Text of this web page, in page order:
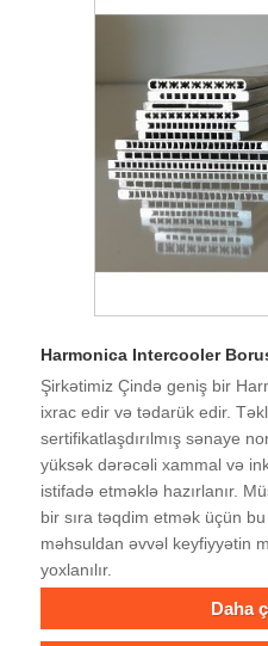
Harmonica Intercooler
Şirkətimiz Çində geniş bir
ixrac edir və tədarük edir.
sertifikatlaşdırılmış sənaye
yüksək dərəcəli xammal və
istifadə etməklə hazırlanır.
bir sıra təqdim etmək üçün
məhsuldan əvvəl keyfiyyətin
yoxlanılır.
Daha